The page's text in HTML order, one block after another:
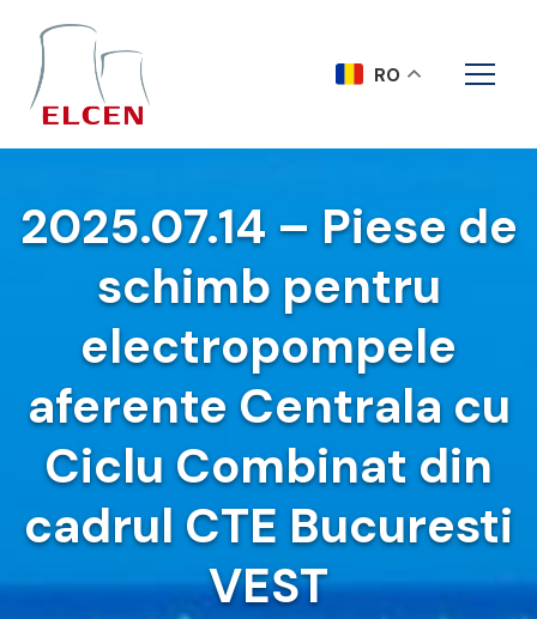
2025.07.14 – Piese de
schimb pentru
electropompele
aferente Centrala cu
Ciclu Combinat din
cadrul CTE Bucuresti
VEST
RO